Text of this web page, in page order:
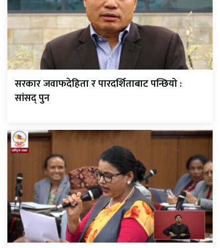
सरकार जवाफदेहिता र पारदर्शिताबाट पन्छियो :
सांसद् पुन